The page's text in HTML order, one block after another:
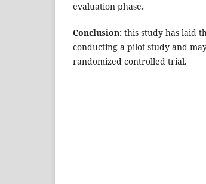
evaluation phase.
Conclusion: this study has laid
conducting a pilot study and
randomized controlled trial.